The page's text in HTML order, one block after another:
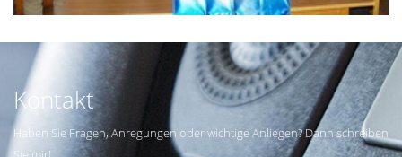
Kontakt
Haben Sie Fragen, Anregungen oder wichtige Anliegen? Dann schreiben